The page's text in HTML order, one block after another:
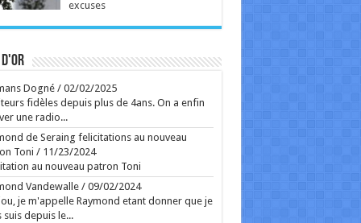
virils, grivois et désoeuvrés. ...
la route de Reims, Bartoli sort du gâteau
...
Ecrit le 07/08 13:01
artistes venus des marges
collection de l'Art brut, créée par Dubuffet, fête
50 ans. L'occasion aussi de découvrir la très
fondation Jan Michalski. ...
d'un an et demi après la saison 1, Netflix a mis
sept épisodes. Le 8e est prévu pour le 26
En images, l'épopée familiale est plus
que jamais. ...
Ecrit le 07/08 12:43
excuses
Dogné/ 02/02/2025
fidèles depuis plus de 4ans. On a enfin
une radio...
de Seraing felicitations au nouveau
Toni / 11/23/2024
au nouveau patron Toni
Vandewalle/ 09/02/2024
je m'appelle Raymond etant donner que je
suis depuis le...